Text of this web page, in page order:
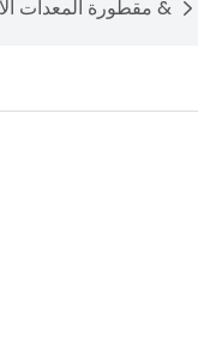
مقطورة المعدات الآلات &